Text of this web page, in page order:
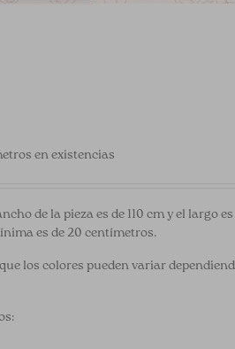
en existencias
de la pieza es de 110 cm y el largo
es de 20 centímetros.
los colores pueden variar